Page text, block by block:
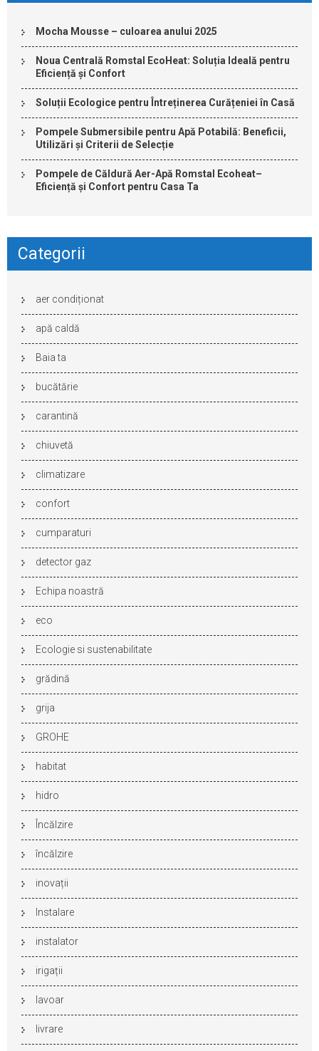
Mocha Mousse – culoarea anului 2025
Noua Centrală Romstal EcoHeat: Soluția Ideală pentru
Eficiență și Confort
Soluții Ecologice pentru Întreținerea Curățeniei în Casă
Pompele Submersibile pentru Apă Potabilă: Beneficii,
Utilizări și Criterii de Selecție
Pompele de Căldură Aer-Apă Romstal Ecoheat–
Eficiență și Confort pentru Casa Ta
Categorii
aer condiționat
apă caldă
Baia ta
bucătărie
carantină
chiuvetă
climatizare
confort
cumparaturi
detector gaz
Echipa noastră
eco
Ecologie si sustenabilitate
grădină
grija
GROHE
habitat
hidro
Încălzire
încălzire
inovații
Instalare
instalator
irigații
lavoar
livrare